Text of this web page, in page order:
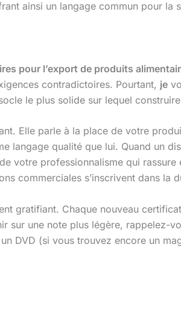
ainsi un langage commun pour la
pour l’export de produits
contradictoires. Pourtant, je
le plus solide sur lequel
Elle parle à la place de votre
langage qualité que lui. Quand un
votre professionnalisme qui
commerciales s’inscrivent dans la
gratifiant. Chaque nouveau
sur une note plus légère, rappelez-
DVD (si vous trouvez encore un